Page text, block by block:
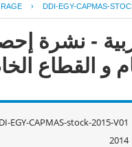
› DDI-EGY-CAPMAS-
- نشرة
القطاع الخاص عام
EGY-CAPMAS-stock-2015-V01
2014